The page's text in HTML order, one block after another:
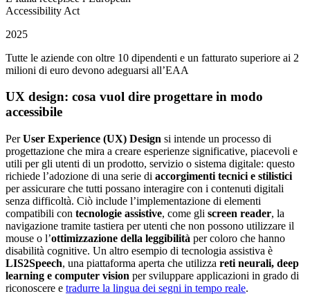
Accessibility Act
2025
Tutte le aziende con oltre 10 dipendenti e un fatturato superiore ai 2
milioni di euro devono adeguarsi all’EAA
UX design: cosa vuol dire progettare in modo
accessibile
PerUser Experience (UX) Design si intende un processo di
progettazione che mira a creare esperienze significative, piacevoli e
utili per gli utenti di un prodotto, servizio o sistema digitale: questo
richiede l’adozione di una serie di accorgimenti tecnici e stilistici
per assicurare che tutti possano interagire con i contenuti digitali
senza difficoltà. Ciò include l’implementazione di elementi
compatibili con tecnologie assistive, come gli screen reader, la
navigazione tramite tastiera per utenti che non possono utilizzare il
mouse o l’ottimizzazione della leggibilità per coloro che hanno
disabilità cognitive. Un altro esempio di tecnologia assistiva è
LIS2Speech, una piattaforma aperta che utilizza reti neurali, deep
learning e computer vision per sviluppare applicazioni in grado di
riconoscere e tradurre la lingua dei segni in tempo reale.